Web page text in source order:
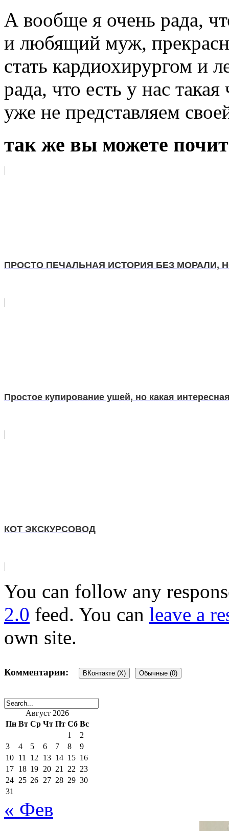
А вообще я очень рада,
и любящий муж,
стать кардиохирургом
рада, что есть у нас
уже не представляем
так же вы можете
ПРОСТО ПЕЧАЛЬНАЯ ИСТОРИЯ БЕЗ МОРАЛИ,
Простое купирование ушей, но какая
КОТ ЭКСКУРСОВОД
You can follow any
2.0 feed. You can leave a
own site.
Комментарии: ВКонтакте (X) Обычные (0)
Добавить комментарий
Ваш адрес email не будет
поля помечены
Август 2026
Пн Вт Ср Чт Пт Сб Вс
1
2
3
4 5 6 7 8
9
10 11 12 13 14 15 16
17 18 19 20 21 22 23
24 25 26 27 28 29 30
31
« Фев